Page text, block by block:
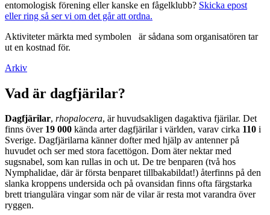
entomologisk förening eller kanske en fågelklubb? Skicka epost
eller ring så ser vi om det går att ordna.
Aktiviteter märkta med symbolen
är sådana som organisatören tar
ut en kostnad för.
Arkiv
Vad är dagfjärilar?
Dagfjärilar, rhopalocera, är huvudsakligen dagaktiva fjärilar. Det
finns över 19 000 kända arter dagfjärilar i världen, varav cirka 110 i
Sverige. Dagfjärilarna känner dofter med hjälp av antenner på
huvudet och ser med stora facettögon. Dom äter nektar med
sugsnabel, som kan rullas in och ut. De tre benparen (två hos
Nymphalidae, där är första benparet tillbakabildat!) återfinns på den
slanka kroppens undersida och på ovansidan finns ofta färgstarka
brett triangulära vingar som när de vilar är resta mot varandra över
ryggen.